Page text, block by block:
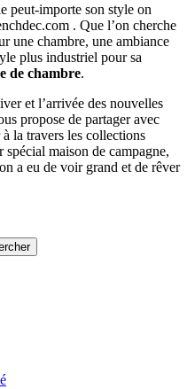
peut-importe son style on
. Que l’on cherche
une chambre, une ambiance
plus industriel pour sa
de chambre.
et l’arrivée des nouvelles
propose de partager avec
la travers les collections
maison de campagne,
a eu de voir grand et de rêver